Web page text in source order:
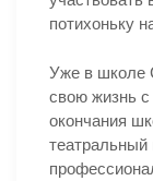
потихоньку
Уже в школе
свою жизнь
окончания
театральный